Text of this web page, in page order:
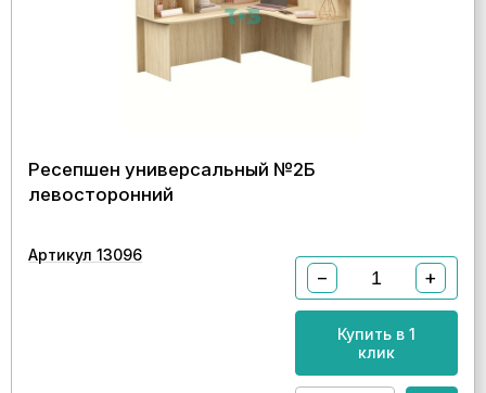
Ресепшен универсальный №2Б
левосторонний
Артикул 13096
− +
Купить в 1
клик